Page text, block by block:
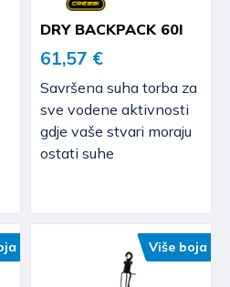
DRY BACKPACK 60l
61,57 €
Savršena suha torba za
sve vodene aktivnosti
gdje vaše stvari moraju
ostati suhe
Više boja